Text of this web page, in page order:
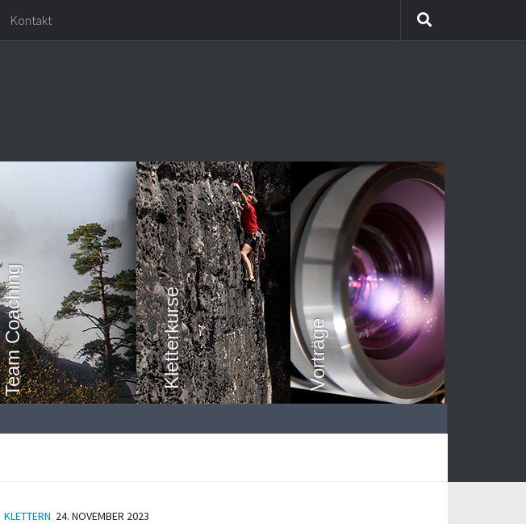
Kontakt
Team Coaching Kletterkurse Vorträge
KLETTERN 24. NOVEMBER 2023